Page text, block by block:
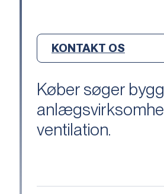
KONTAKT OS
Køber søger
ventilation.